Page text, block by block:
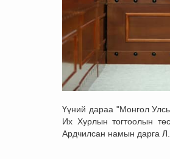
Үүний дараа "Монгол
Их Хурлын тогтоолын
Ардчилсан намын дарга